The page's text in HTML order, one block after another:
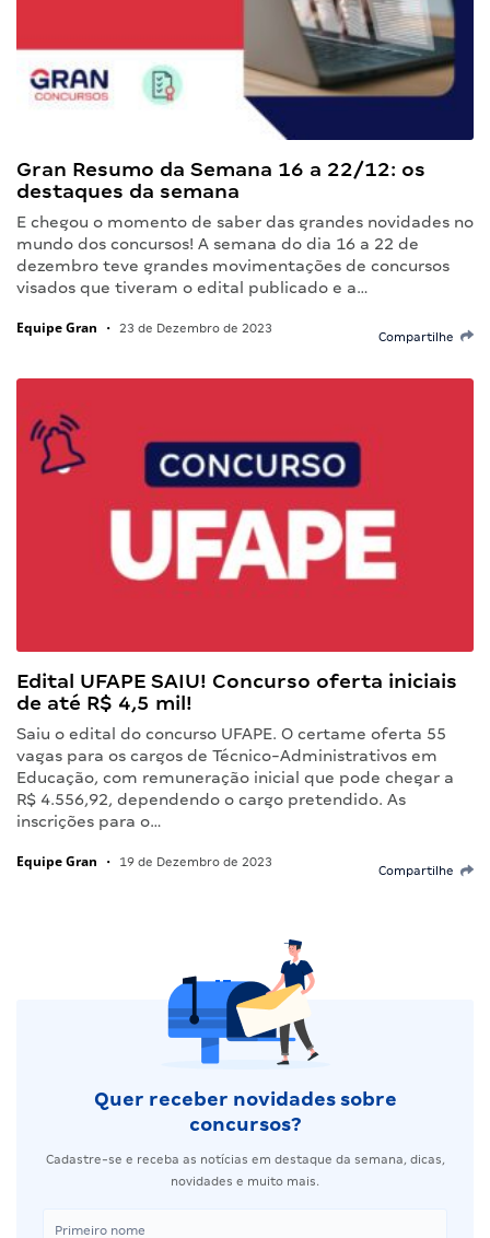
Gran Resumo da Semana 16 a 22/12: os
destaques da semana
E chegou o momento de saber das grandes novidades no
mundo dos concursos! A semana do dia 16 a 22 de
dezembro teve grandes movimentações de concursos
visados que tiveram o edital publicado e a…
Equipe Gran • 23 de Dezembro de 2023
Compartilhe
Edital UFAPE SAIU! Concurso oferta iniciais
de até R$ 4,5 mil!
Saiu o edital do concurso UFAPE. O certame oferta 55
vagas para os cargos de Técnico-Administrativos em
Educação, com remuneração inicial que pode chegar a
R$ 4.556,92, dependendo o cargo pretendido. As
inscrições para o…
Equipe Gran • 19 de Dezembro de 2023
Compartilhe
Quer receber novidades sobre
concursos?
Cadastre-se e receba as notícias em destaque da semana, dicas,
novidades e muito mais.